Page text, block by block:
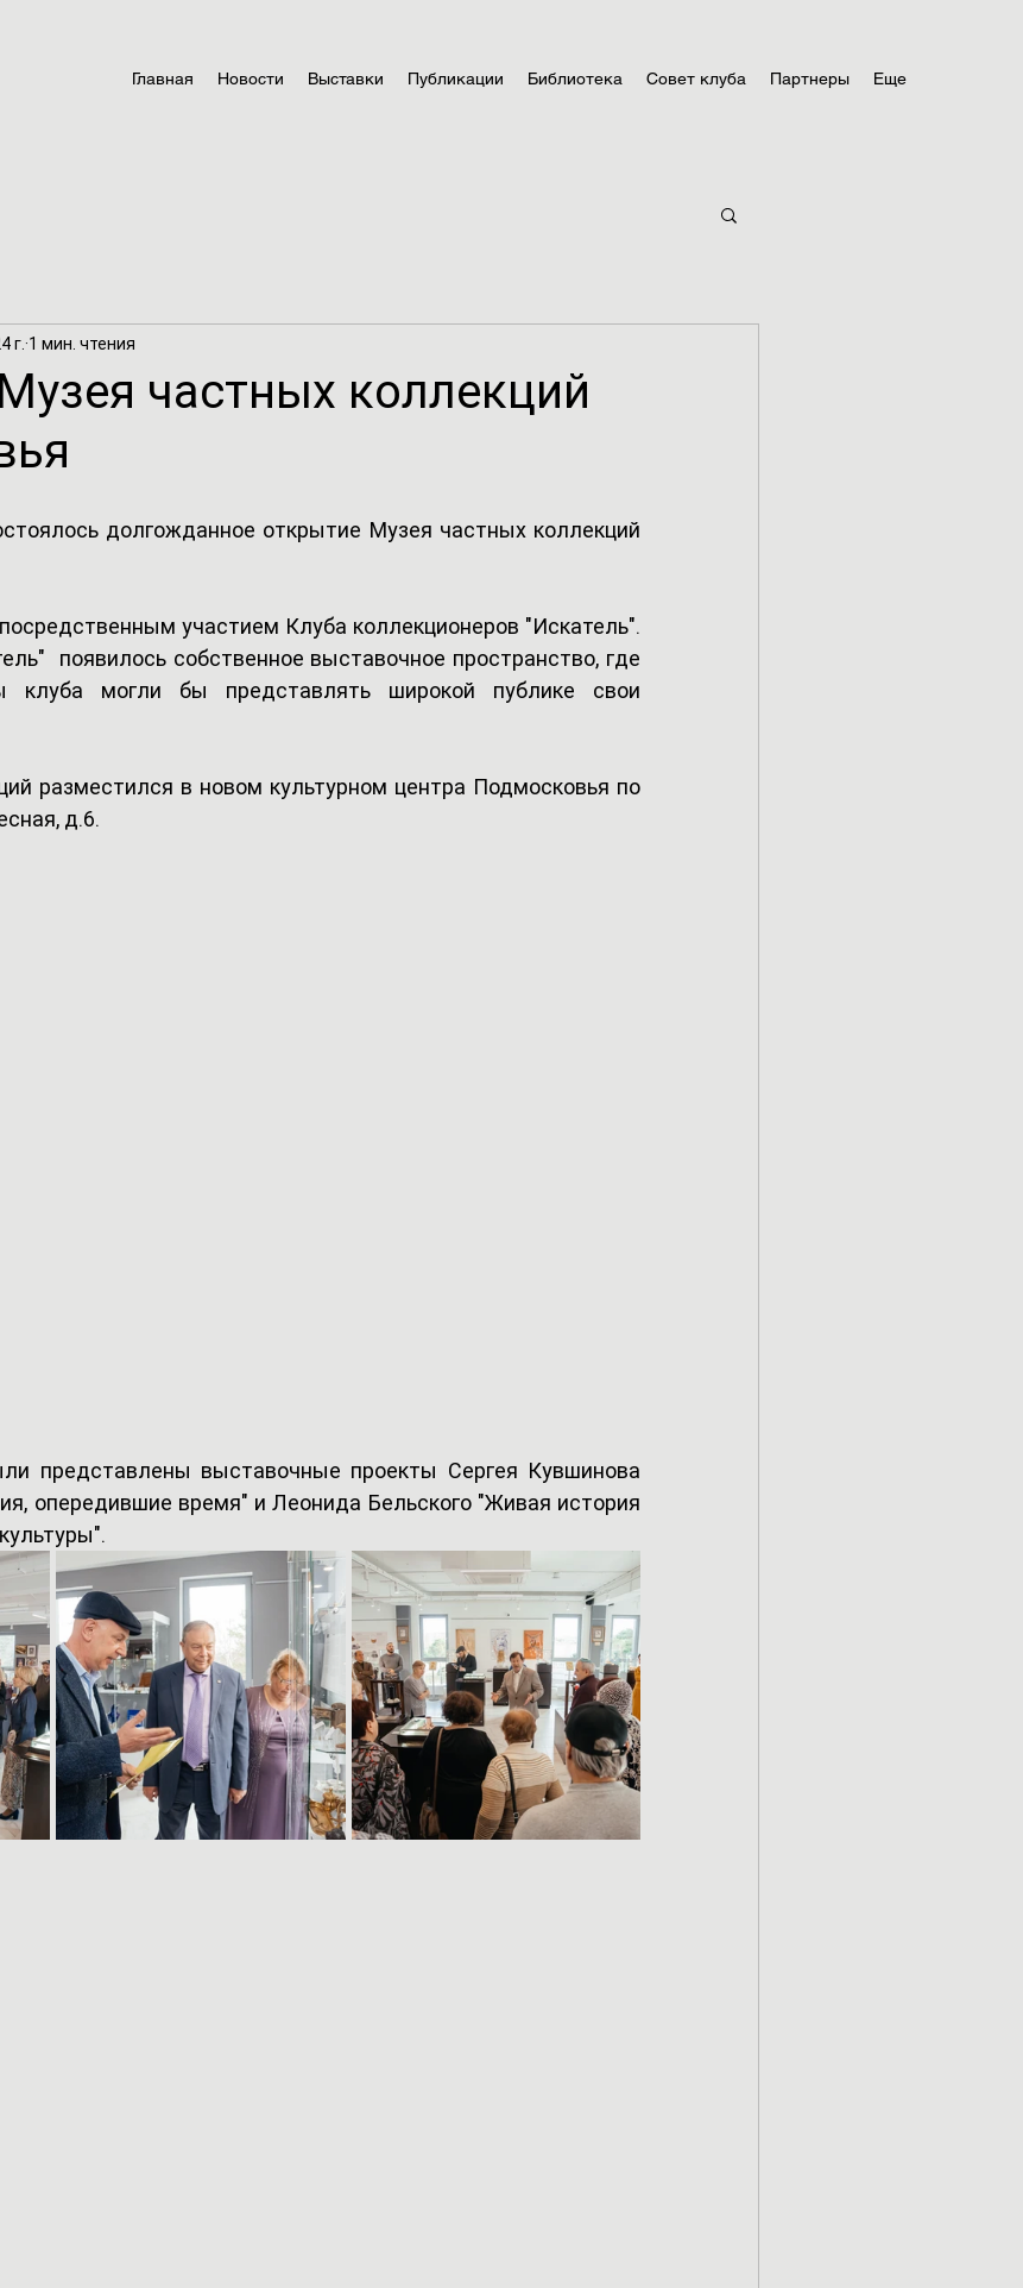
Главная Новости Выставки Публикации Библиотека Совет клуба Партнеры Еще
частных коллекций
г. 1 мин. чтения
долгожданное открытие Музея частных коллекций
участием Клуба коллекционеров "Искатель".
появилось собственное выставочное пространство, где
клуба могли бы представлять широкой публике свои
разместился в новом культурном центра Подмосковья по
д.6.
представлены выставочные проекты Сергея Кувшинова
опередившие время" и Леонида Бельского "Живая история